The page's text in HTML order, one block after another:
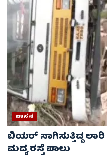
ಹಾಸನ
ಬಿಯರ್ ಸಾಗಿಸುತ್ತಿದ್ದ
ಮದ್ಯ ರಸ್ತೆ ಪಾಲು